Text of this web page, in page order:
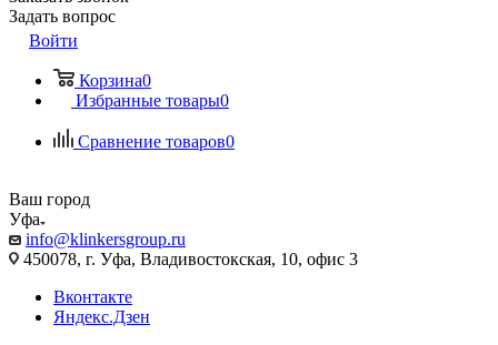
Задать вопрос
Войти
Корзина0
Избранные товары0
Сравнение товаров0
Ваш город
Уфа
info@klinkersgroup.ru
450078, г. Уфа, Владивостокская, 10, офис 3
Вконтакте
Яндекс.Дзен